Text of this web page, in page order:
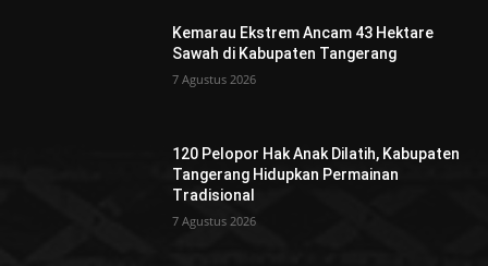
Kemarau Ekstrem Ancam 43 Hektare
Sawah di Kabupaten Tangerang
7 Agustus 2026
120 Pelopor Hak Anak Dilatih, Kabupaten
Tangerang Hidupkan Permainan
Tradisional
7 Agustus 2026